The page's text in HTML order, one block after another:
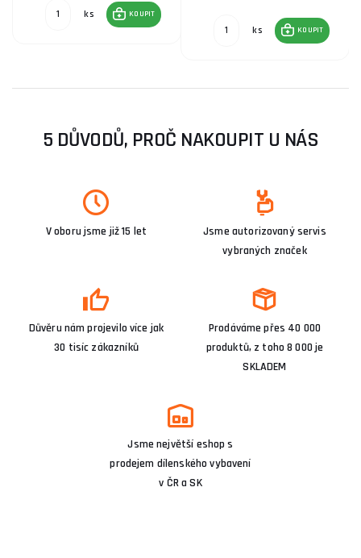
ks KOUPIT
ks KOUPIT
5 DŮVODŮ, PROČ NAKOUPIT U NÁS
V oboru jsme již 15 let
Jsme autorizovaný servis
vybraných značek
Důvěru nám projevilo více jak
30 tisíc zákazníků
Prodáváme přes 40 000
produktů, z toho 8 000 je
SKLADEM
Jsme největší eshop s
prodejem dílenského vybavení
v ČR a SK